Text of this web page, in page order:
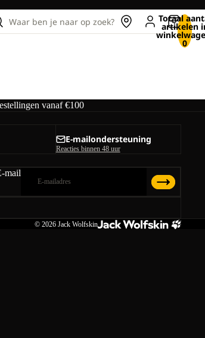
Waar ben je naar op zoek? Totaal
artikelen
0
vanaf €100
E-mailondersteuning
Reacties binnen 48 uur
mail
© 2026 Jack Wolfskin